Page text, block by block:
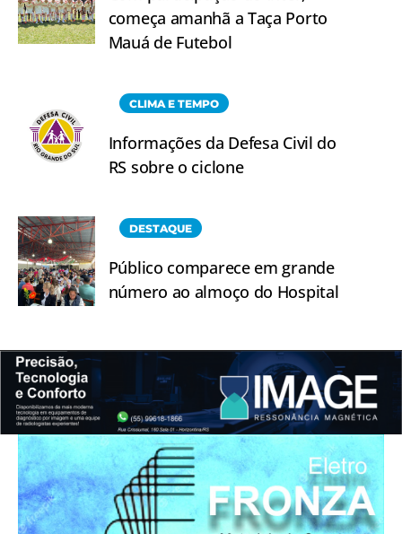
começa amanhã a Taça Porto
Mauá de Futebol
CLIMA E TEMPO
Informações da Defesa Civil do
RS sobre o ciclone
DESTAQUE
Público comparece em grande
número ao almoço do Hospital